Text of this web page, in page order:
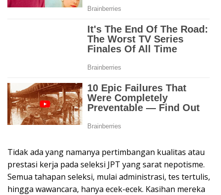
Tidak ada yang namanya pertimbangan kualitas atau
prestasi kerja pada seleksi JPT yang sarat nepotisme.
Semua tahapan seleksi, mulai administrasi, tes tertulis,
hingga wawancara, hanya ecek-ecek. Kasihan mereka